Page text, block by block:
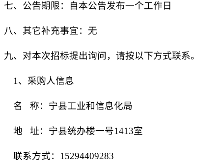
七、 公告期限： 自本公告发布一个工作日
八、其它补充事宜： 无
九、对本次招标提出询问，请按以下方式联系。
1、采购人信息
名 称：宁县工业和信息化局
地 址：宁县统办楼一号1413室
联系方式： 15294409283